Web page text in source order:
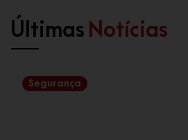
Últimas Notícias
Segurança